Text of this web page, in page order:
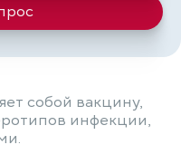
собой вакцину,
инфекции,